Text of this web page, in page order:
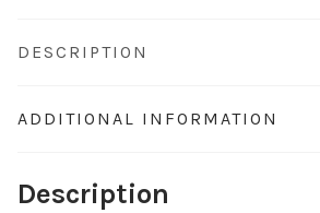
DESCRIPTION
ADDITIONAL INFORMATION
Description